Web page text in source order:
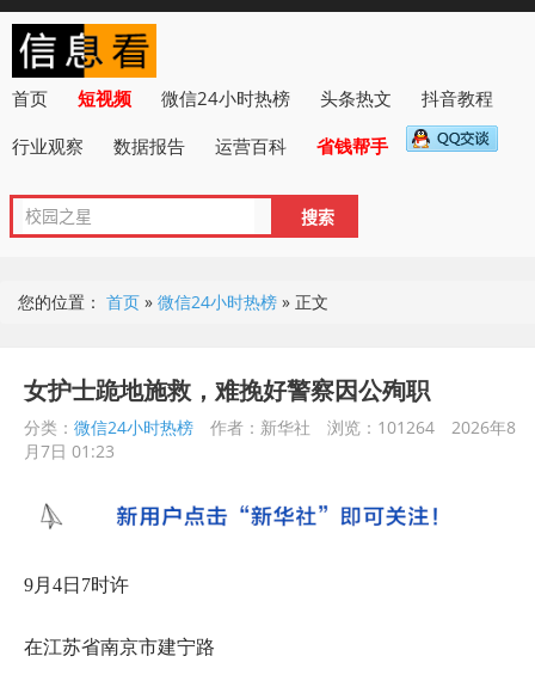
首页 短视频 微信24小时热榜 头条热文
抖音教程
行业观察
数据报告 运营百科 省钱帮手
您的位置： 首页 » 微信24小时热榜 » 正文
女护士跪地施救，难挽好警察因公殉职
分类： 微信24小时热榜 作者：新华社 浏览：101264
2026年8
月7日 01:23
9月4日7时许
在江苏省南京市建宁路